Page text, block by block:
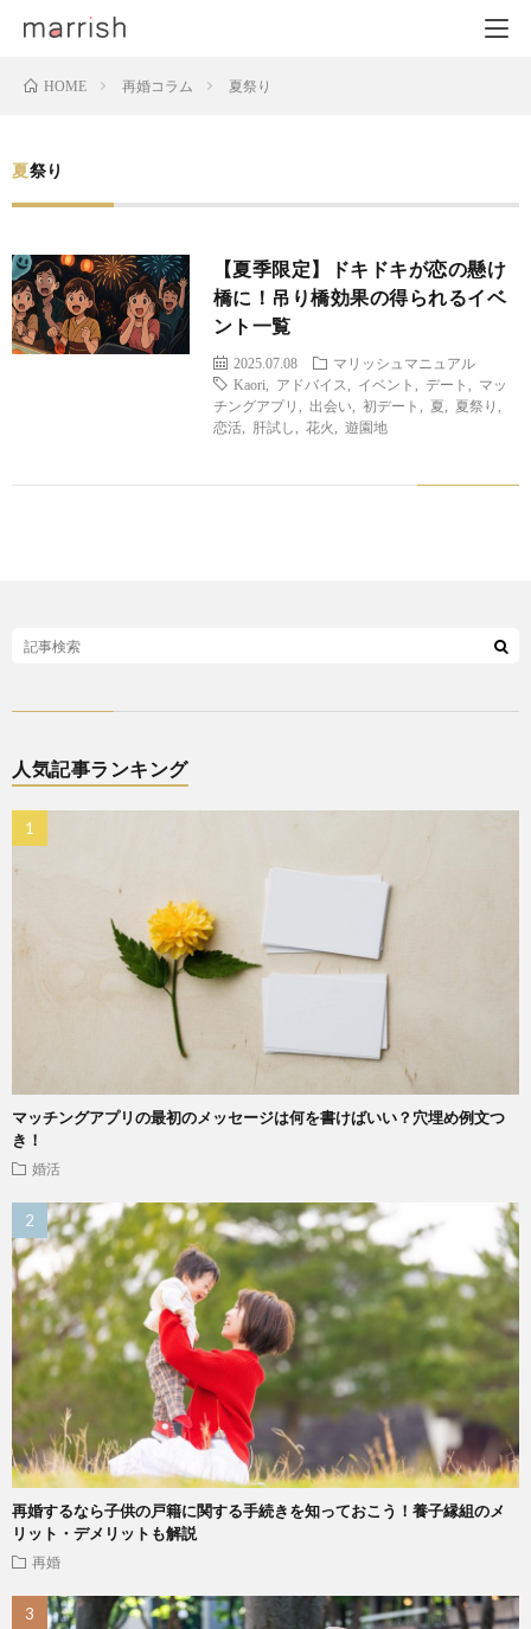
HOME 再婚コラム 夏祭り
夏祭り
【夏季限定】ドキドキが恋の懸け
橋に！吊り橋効果の得られるイベ
ント一覧
2025.07.08
マリッシュマニュアル
Kaori
アドバイス イベント デート
マッ
チングアプリ
出会い, 初デート 夏 夏祭り
恋活, 肝試し 花火 遊園地
人気記事ランキング
マッチングアプリの最初のメッセージは何を書けばいい？穴埋め例文つ
き！
婚活
再婚するなら子供の戸籍に関する手続きを知っておこう！養子縁組のメ
リット・デメリットも解説
再婚